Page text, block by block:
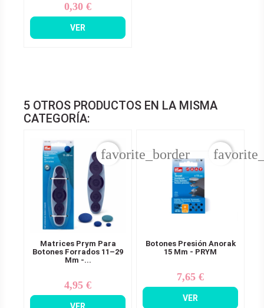
Precio
0,30 €
VER
5 OTROS PRODUCTOS EN LA MISMA
CATEGORÍA:
Matrices Prym Para
Botones Forrados 11–29
Mm -...
Precio
4,95 €
VER
favorite_border
Botones Presión Anorak
15 Mm - PRYM
Precio
7,65 €
VER